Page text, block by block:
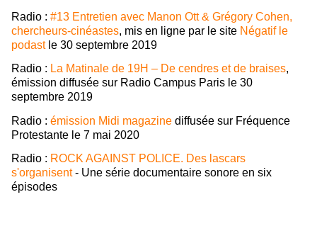
Radio : #13 Entretien avec Manon Ott & Grégory Cohen,
chercheurs-cinéastes, mis en ligne par le site Négatif le
podastle 30 septembre 2019
Radio : La Matinale de 19H – De cendres et de braises,
émission diffusée sur Radio Campus Paris le 30
septembre 2019
Radio : émission Midi magazine diffusée sur Fréquence
Protestante le 7 mai 2020
Radio : ROCK AGAINST POLICE. Des lascars
s'organisent- Une série documentaire sonore en six
épisodes